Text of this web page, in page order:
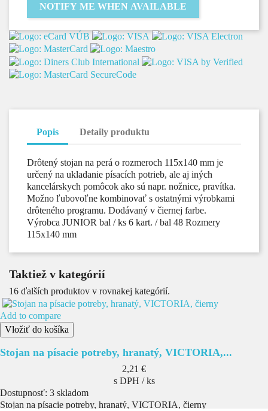
NOTIFY ME WHEN AVAILABLE
Popis Detaily produktu
Drôtený stojan na perá o rozmeroch 115x140 mm je
určený na ukladanie písacích potrieb, ale aj iných
kancelárskych pomôcok ako sú napr. nožnice, pravítka.
Možno ľubovoľne kombinovať s ostatnými výrobkami
drôteného programu. Dodávaný v čiernej farbe.
Výrobca JUNIOR bal / ks 6 kart. / bal 48 Rozmery
115x140 mm
Taktiež v kategórií
16 ďalších produktov v rovnakej kategórií.
Add to compare
Vložiť do košíka
Stojan na písacie potreby, hranatý, VICTORIA,...
Cena
2,21 €
s DPH / ks
Dostupnosť: 3 skladom
Stojan na písacie potreby, hranatý, VICTORIA, čierny